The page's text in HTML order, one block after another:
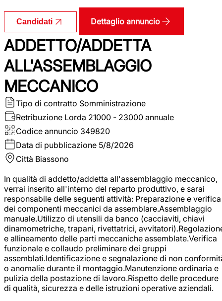
Candidati Dettaglio annuncio
ADDETTO/ADDETTA
ALL'ASSEMBLAGGIO
MECCANICO
Tipo di contratto Somministrazione
Retribuzione Lorda 21000 - 23000 annuale
Codice annuncio 349820
Data di pubblicazione 5/8/2026
Città Biassono
In qualità di addetto/addetta all'assemblaggio meccanico,
verrai inserito all'interno del reparto produttivo, e sarai
responsabile delle seguenti attività: Preparazione e verifica
dei componenti meccanici da assemblare.Assemblaggio
manuale.Utilizzo di utensili da banco (cacciaviti, chiavi
dinamometriche, trapani, rivettatrici,
e allineamento delle parti meccaniche assemblate.Verifica
funzionale e collaudo preliminare dei gruppi
assemblati.Identificazione e segnalazione di non
o anomalie durante il montaggio.Manutenzione ordinaria e
pulizia della postazione di lavoro.Rispetto delle procedure
di qualità, sicurezza e delle istruzioni operative aziendali.